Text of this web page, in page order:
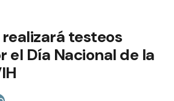
testeos
el Día Nacional de la